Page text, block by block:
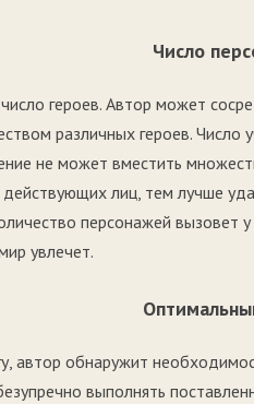
Число
героев. Автор может
различных героев. Число
не может вместить
лиц, тем лучше
персонажей вызовет
увлечет.
автор обнаружит
выполнять